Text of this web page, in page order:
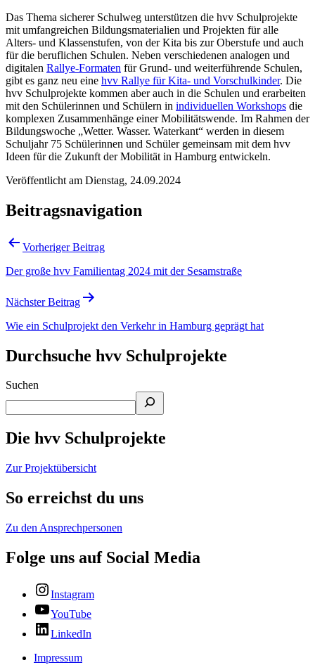
Das Thema sicherer Schulweg unterstützen die hvv Schulprojekte
mit umfangreichen Bildungsmaterialien und Projekten für alle
Alters- und Klassenstufen, von der Kita bis zur Oberstufe und auch
für die beruflichen Schulen. Neben verschiedenen analogen und
digitalen Rallye-Formaten für Grund- und weiterführende Schulen,
gibt es ganz neu eine hvv Rallye für Kita- und Vorschulkinder. Die
hvv Schulprojekte kommen aber auch in die Schulen und erarbeiten
mit den Schülerinnen und Schülern in individuellen Workshops die
komplexen Zusammenhänge einer Mobilitätswende. Im Rahmen der
Bildungswoche „Wetter. Wasser. Waterkant“ werden in diesem
Schuljahr 75 Schülerinnen und Schüler gemeinsam mit dem hvv
Ideen für die Zukunft der Mobilität in Hamburg entwickeln.
Veröffentlicht am Dienstag, 24.09.2024
Beitragsnavigation
Vorheriger Beitrag
Der große hvv Familientag 2024 mit der Sesamstraße
Nächster Beitrag
Wie ein Schulprojekt den Verkehr in Hamburg geprägt hat
Durchsuche hvv Schulprojekte
Suchen
Die hvv Schulprojekte
Zur Projektübersicht
So erreichst du uns
Zu den Ansprechpersonen
Folge uns auf Social Media
Instagram
YouTube
LinkedIn
Impressum